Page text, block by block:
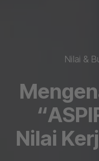
Nilai &
Nilai